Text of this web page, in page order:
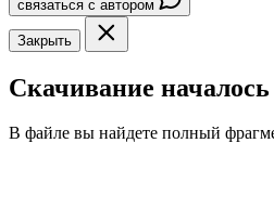
связаться с автором
Закрыть
Скачивание началось
В файле вы найдете полный